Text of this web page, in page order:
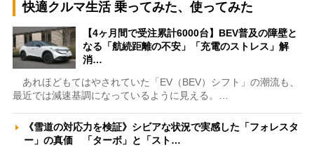
快適クルマ生活 乗ってみた、使ってみた
【4ヶ月間で受注累計6000台】BEV普及の障壁と
なる「航続距離の不安」「充電のストレス」解
消…
あれほどもてはやされていた「EV（BEV）シフト」の潮流も、
最近では減速基調になっているように見える。…
《雪道の対応力を検証》シビアな状況で実感した「フォレスタ
ー」の真価 「ターボ」と「スト…